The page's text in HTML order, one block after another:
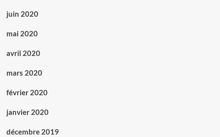
juin 2020
mai 2020
avril 2020
mars 2020
février 2020
janvier 2020
décembre 2019